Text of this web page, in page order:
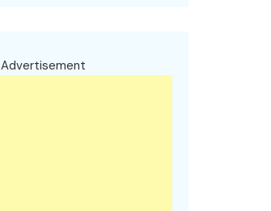
Advertisement